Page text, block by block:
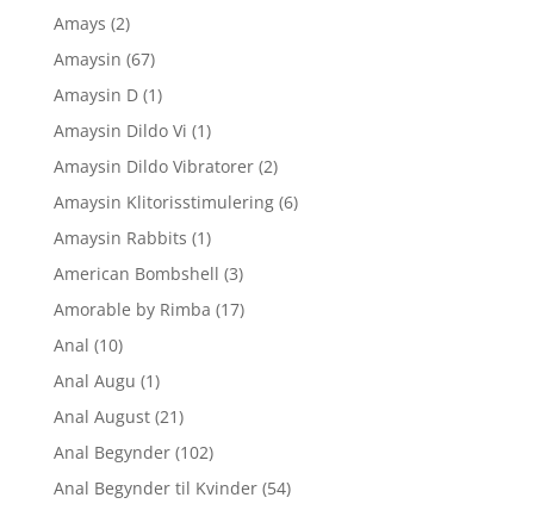
Amays (2)
Amaysin (67)
Amaysin D (1)
Amaysin Dildo Vi (1)
Amaysin Dildo Vibratorer (2)
Amaysin Klitorisstimulering (6)
Amaysin Rabbits (1)
American Bombshell (3)
Amorable by Rimba (17)
Anal (10)
Anal Augu (1)
Anal August (21)
Anal Begynder (102)
Anal Begynder til Kvinder (54)